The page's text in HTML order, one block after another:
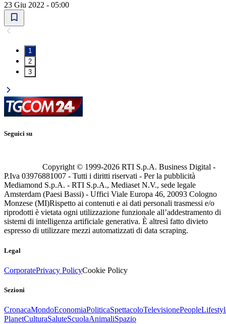
23 Giu 2022 - 05:00
1
2
3
Seguici su
Copyright © 1999-2026 RTI S.p.A. Business Digital -
P.Iva 03976881007 - Tutti i diritti riservati - Per la pubblicità
Mediamond S.p.A. - RTI S.p.A., Mediaset N.V., sede legale
Amsterdam (Paesi Bassi) - Uffici Viale Europa 46, 20093 Cologno
Monzese (MI)Rispetto ai contenuti e ai dati personali trasmessi e/o
riprodotti è vietata ogni utilizzazione funzionale all’addestramento di
sistemi di intelligenza artificiale generativa. È altresì fatto divieto
espresso di utilizzare mezzi automatizzati di data scraping.
Legal
CorporatePrivacy PolicyCookie Policy
Sezioni
CronacaMondoEconomiaPoliticaSpettacoloTelevisionePeople
PlanetCulturaSaluteScuolaAnimaliSpazio